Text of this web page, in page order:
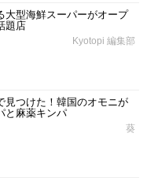
大型海鮮スーパーがオープ
題店
Kyotopi 編集部
見つけた！韓国のオモニが
と麻薬キンパ
葵